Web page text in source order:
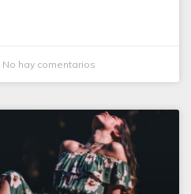
No hay comentarios